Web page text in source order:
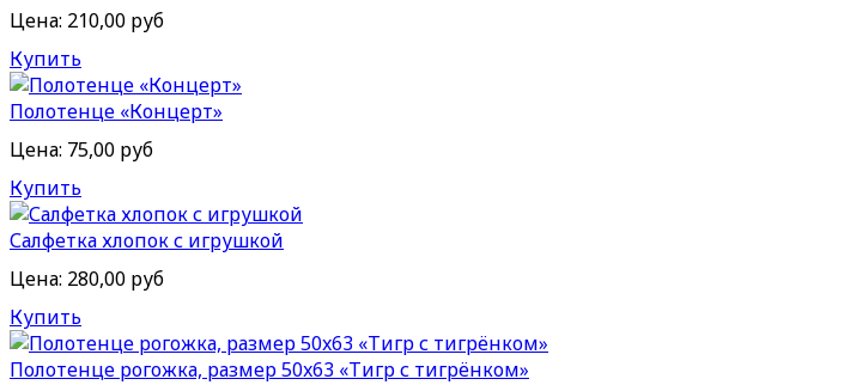
Цена: 210,00 руб
Купить
Полотенце «Концерт»
Цена: 75,00 руб
Купить
Салфетка хлопок с игрушкой
Цена: 280,00 руб
Купить
Полотенце рогожка, размер 50x63 «Тигр с тигрёнком»